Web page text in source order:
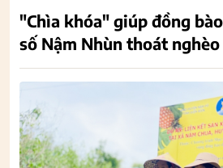
"Chìa khóa" giúp đồng
số Nậm Nhùn thoát